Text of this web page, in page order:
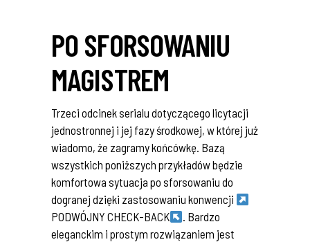
PO SFORSOWANIU
MAGISTREM
Trzeci odcinek serialu dotyczącego licytacji
jednostronnej i jej fazy środkowej, w której już
wiadomo, że zagramy końcówkę. Bazą
wszystkich poniższych przykładów będzie
komfortowa sytuacja po sforsowaniu do
dogranej dzięki zastosowaniu konwencji
PODWÓJNY CHECK-BACK
. Bardzo
eleganckim i prostym rozwiązaniem jest